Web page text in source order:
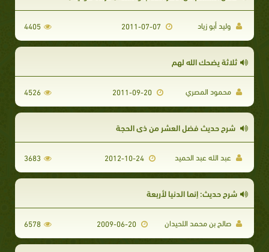
وليد أبو زياد 4405
ثلاثة يضحك الله لهم
محمود المصري 4526
شرح حديث فضل العشر من ذي الحجة
عبد الله عبد الحميد 2012-10-24
3683
شرح حديث: إنما الدنيا لأربعة
صالح بن محمد اللحيدان 2009-06-20
6578